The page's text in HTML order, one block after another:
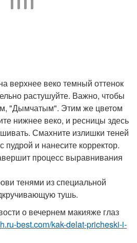
верхнее веко темный оттенок
растушуйте. Важно, чтобы
"Дымчатым". Этим же цветом
нижнее веко, и ресницы здесь
Смахните излишки теней
пудрой и нанесите корректор.
процесс выравнивания
тенями из специальной
тушь.
о вечернем макияже глаз
best.com/kak-delat-pricheski-i-